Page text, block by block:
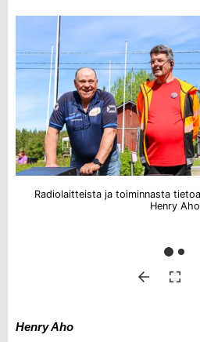
Henry Aho
Henry Aho